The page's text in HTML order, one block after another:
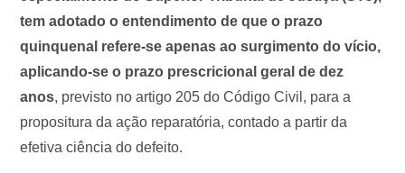
tem adotado o entendimento de que o prazo
quinquenal refere-se apenas ao surgimento do vício,
aplicando-se o prazo prescricional geral de dez
anos, previsto no artigo 205 do Código Civil, para a
propositura da ação reparatória, contado a partir da
efetiva ciência do defeito.